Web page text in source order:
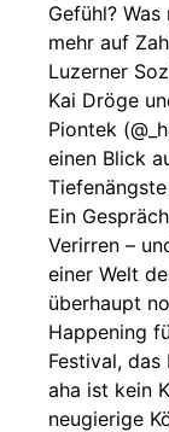
Gefühl?
mehr auf
Luzerner
Kai Dröge
Piontek
einen Blick
Ein
Verirren –
einer Welt
überhaupt
Happening
Festival,
aha ist kein
neugierige